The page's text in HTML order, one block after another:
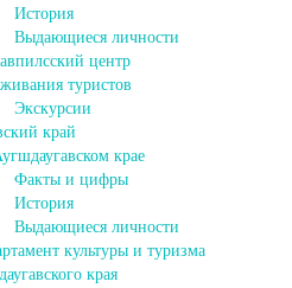
История
Выдающиеся личности
центр
туристов
Экскурсии
край
крае
Факты и цифры
История
Выдающиеся личности
культуры и туризма
края